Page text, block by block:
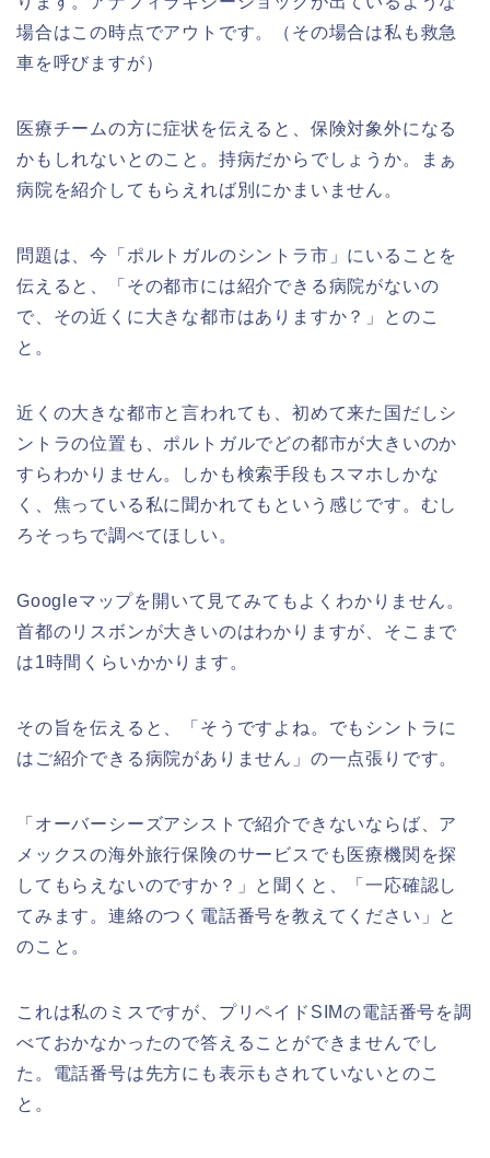
場合はこの時点でアウトです。（その場合は私も救急
車を呼びますが）
医療チームの方に症状を伝えると、保険対象外になる
かもしれないとのこと。持病だからでしょうか。まぁ
病院を紹介してもらえれば別にかまいません。
問題は、今「ポルトガルのシントラ市」にいることを
伝えると、「その都市には紹介できる病院がないの
で、その近くに大きな都市はありますか？」とのこ
と。
近くの大きな都市と言われても、初めて来た国だしシ
ントラの位置も、ポルトガルでどの都市が大きいのか
すらわかりません。しかも検索手段もスマホしかな
く、焦っている私に聞かれてもという感じです。むし
ろそっちで調べてほしい。
Googleマップを開いて見てみてもよくわかりません。
首都のリスボンが大きいのはわかりますが、そこまで
は1時間くらいかかります。
その旨を伝えると、「そうですよね。でもシントラに
はご紹介できる病院がありません」の一点張りです。
「オーバーシーズアシストで紹介できないならば、ア
メックスの海外旅行保険のサービスでも医療機関を探
してもらえないのですか？」と聞くと、「一応確認し
てみます。連絡のつく電話番号を教えてください」と
のこと。
これは私のミスですが、プリペイドSIMの電話番号を調
べておかなかったので答えることができませんでし
た。電話番号は先方にも表示もされていないとのこ
と。